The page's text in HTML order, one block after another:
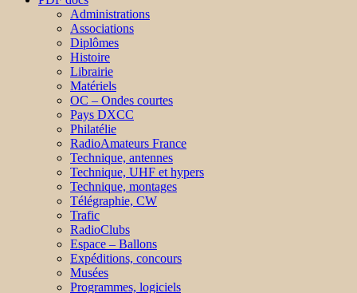
Administrations
Associations
Diplômes
Histoire
Librairie
Matériels
OC – Ondes courtes
Pays DXCC
Philatélie
RadioAmateurs France
Technique, antennes
Technique, UHF et hypers
Technique, montages
Télégraphie, CW
Trafic
RadioClubs
Espace – Ballons
Expéditions, concours
Musées
Programmes, logiciels